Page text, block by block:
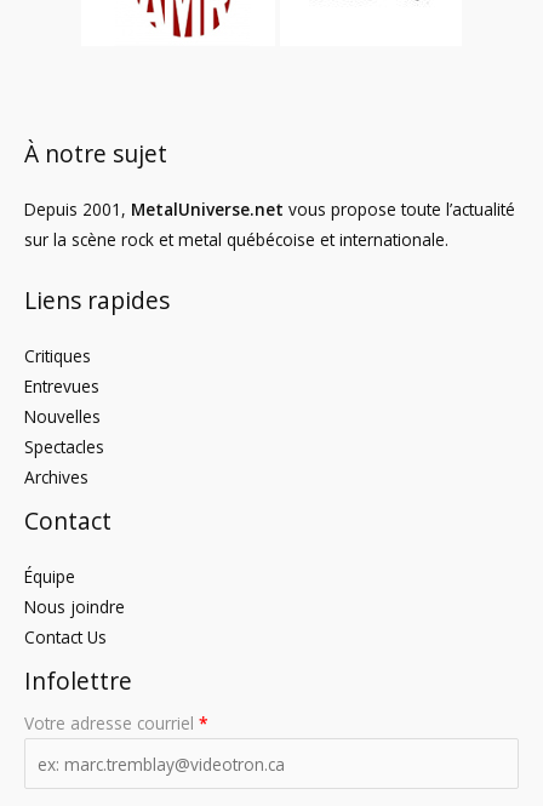
À notre sujet
Depuis 2001, MetalUniverse.net vous propose toute l’actualité
sur la scène rock et metal québécoise et internationale.
Liens rapides
Critiques
Entrevues
Nouvelles
Spectacles
Archives
Contact
Équipe
Nous joindre
Contact Us
Infolettre
Votre adresse courriel *